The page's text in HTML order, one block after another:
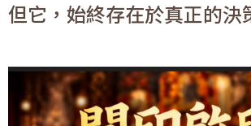
但它，始終存在於真正的決